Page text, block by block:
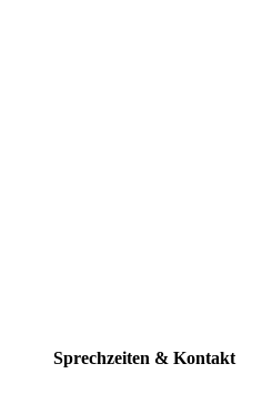
Sprechzeiten & Kontakt